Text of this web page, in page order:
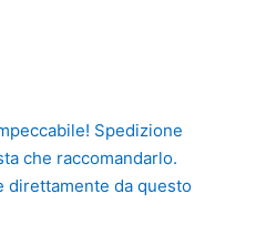
Spedizione
che raccomandarlo.
direttamente da questo